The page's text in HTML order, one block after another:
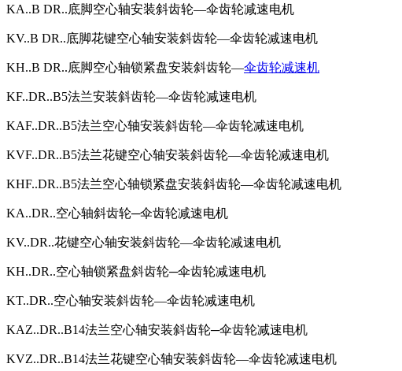
KA..B DR..底脚空心轴安装斜齿轮—伞齿轮减速电机
KV..B DR..底脚花键空心轴安装斜齿轮—伞齿轮减速电机
KH..B DR..底脚空心轴锁紧盘安装斜齿轮—伞齿轮减速机
KF..DR..B5法兰安装斜齿轮—伞齿轮减速电机
KAF..DR..B5法兰空心轴安装斜齿轮—伞齿轮减速电机
KVF..DR..B5法兰花键空心轴安装斜齿轮—伞齿轮减速电机
KHF..DR..B5法兰空心轴锁紧盘安装斜齿轮—伞齿轮减速电机
KA..DR..空心轴斜齿轮─伞齿轮减速电机
KV..DR..花键空心轴安装斜齿轮—伞齿轮减速电机
KH..DR..空心轴锁紧盘斜齿轮─伞齿轮减速电机
KT..DR..空心轴安装斜齿轮—伞齿轮减速电机
KAZ..DR..B14法兰空心轴安装斜齿轮─伞齿轮减速电机
KVZ..DR..B14法兰花键空心轴安装斜齿轮—伞齿轮减速电机